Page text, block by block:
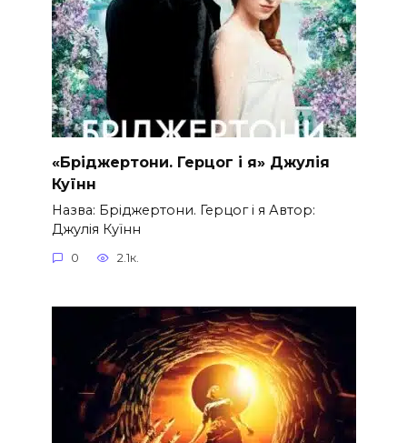
«Бріджертони. Герцог і я» Джулія
Куїнн
Назва: Бріджертони. Герцог і я Автор:
Джулія Куїнн
0 2.1к.